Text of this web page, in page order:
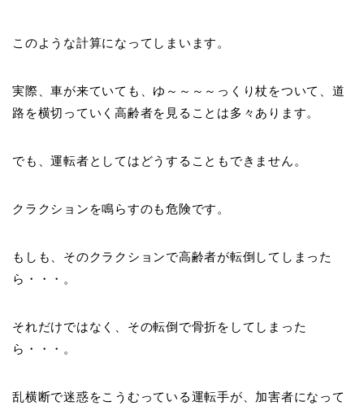
このような計算になってしまいます。
実際、車が来ていても、ゆ～～～～っくり杖をついて、道
路を横切っていく高齢者を見ることは多々あります。
でも、運転者としてはどうすることもできません。
クラクションを鳴らすのも危険です。
もしも、そのクラクションで高齢者が転倒してしまった
ら・・・。
それだけではなく、その転倒で骨折をしてしまった
ら・・・。
乱横断で迷惑をこうむっている運転手が、加害者になって